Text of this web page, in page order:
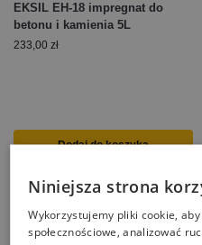
EKSIL EH-18 impregnat do
betonu i kamienia 5L
233,00 zł
Dodaj do koszyka
Niniejsza strona
Wykorzystujemy pliki cookie,
społecznościowe, analizować